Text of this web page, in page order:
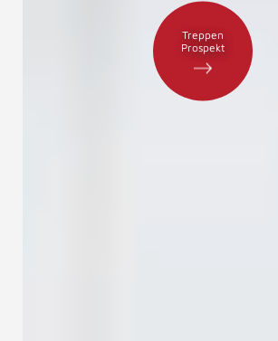
Treppen
Prospekt